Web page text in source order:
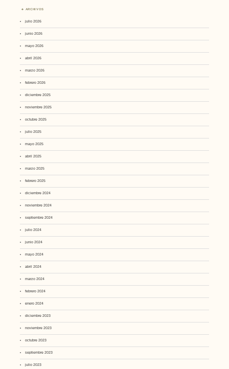
ARCHIVOS
julio 2026
junio 2026
mayo 2026
abril 2026
marzo 2026
febrero 2026
diciembre 2025
noviembre 2025
octubre 2025
julio 2025
mayo 2025
abril 2025
marzo 2025
febrero 2025
diciembre 2024
noviembre 2024
septiembre 2024
julio 2024
junio 2024
mayo 2024
abril 2024
marzo 2024
febrero 2024
enero 2024
diciembre 2023
noviembre 2023
octubre 2023
septiembre 2023
julio 2023